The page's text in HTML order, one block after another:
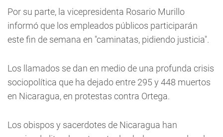
Por su parte, la vicepresidenta Rosario Murillo
informó que los empleados públicos participarán
este fin de semana en "caminatas, pidiendo justicia".
Los llamados se dan en medio de una profunda crisis
sociopolítica que ha dejado entre 295 y 448 muertos
en Nicaragua, en protestas contra Ortega.
Los obispos y sacerdotes de Nicaragua han